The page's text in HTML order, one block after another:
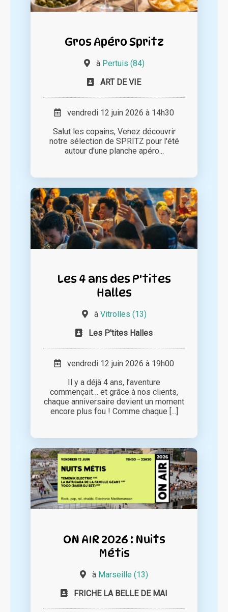
Gros Apéro Spritz
à Pertuis (84)
ART DE VIE
vendredi 12 juin 2026 à 14h30
Salut les copains, Venez découvrir
notre sélection de SPRITZ pour l'été
autour d'une planche apéro...
Les 4 ans des P'tites
Halles
à Vitrolles (13)
Les P'tites Halles
vendredi 12 juin 2026 à 19h00
Il y a déjà 4 ans, l’aventure
commençait… et grâce à nos clients,
chaque anniversaire devient un moment
encore plus fou ! Comme chaque [...]
ON AIR 2026 : Nuits
Métis
à Marseille (13)
FRICHE LA BELLE DE MAI